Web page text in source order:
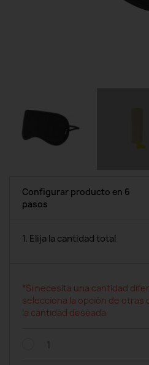
Configurar producto en 6
pasos
1. Elija la cantidad total
*Si necesita una cantidad
selecciona la opción de
la cantidad deseada
1